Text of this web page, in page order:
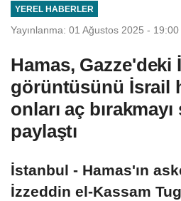
YEREL HABERLER
Yayınlanma: 01 Ağustos 2025 - 19:00
Hamas,
görüntüsünü İsrail
onları aç
paylaştı
İstanbul - Hamas'ın
İzzeddin el-Kassam